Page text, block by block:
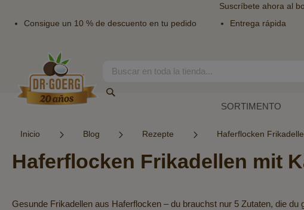
Suscríbete ahora al
Consigue un 10 % de descuento en tu pedido
Entrega rápida
contenido
Search
SORTIMENTO
Inicio Blog Rezepte Haferflocken
Haferflocken Frikadellen mit
Gesunde Frikadellen aus Haferflocken – du brauchst nur 5 Zutaten, die